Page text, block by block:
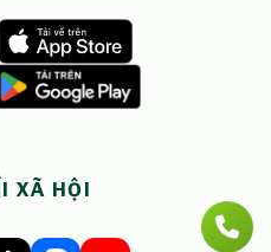
XÃ HỘI